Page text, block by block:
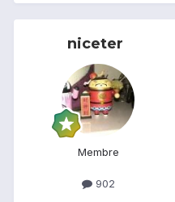
niceter
Membre
902